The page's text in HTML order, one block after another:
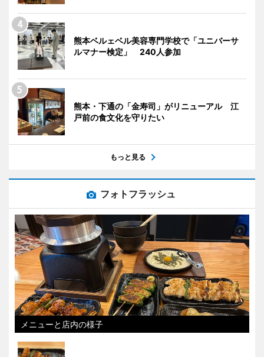
熊本ベルェベル美容専門学校で「ユニバーサ
ルマナー検定」 240人参加
熊本・下通の「金寿司」がリニューアル 江
戸前の食文化を守りたい
もっと見る
フォトフラッシュ
メニューと店内の様子